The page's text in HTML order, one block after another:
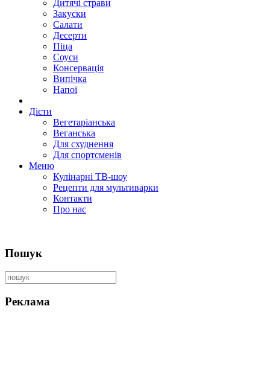
Дитячі страви
Закуски
Салати
Десерти
Піца
Соуси
Консервація
Випічка
Напої
Дієти
Вегетаріанська
Веганська
Для схуднення
Для спортсменів
Меню
Кулінарні ТВ-шоу
Рецепти для мультиварки
Контакти
Про нас
Пошук
Реклама